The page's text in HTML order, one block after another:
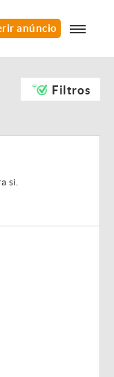
anúncio
Filtros
si.